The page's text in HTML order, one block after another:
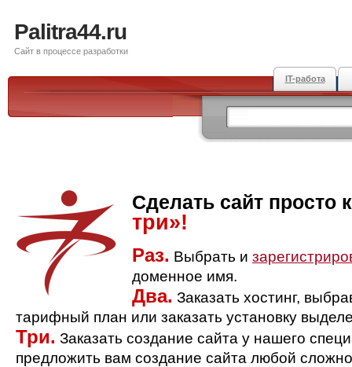
Palitra44.ru
Сайт в процессе разработки
IT-работа
Сделать сайт просто
три»!
Раз. Выбрать и
доменное имя.
Два. Заказать хостинг,
тарифный план или заказать установку
Три. Заказать создание сайта у нашего
предложить вам создание сайта любой